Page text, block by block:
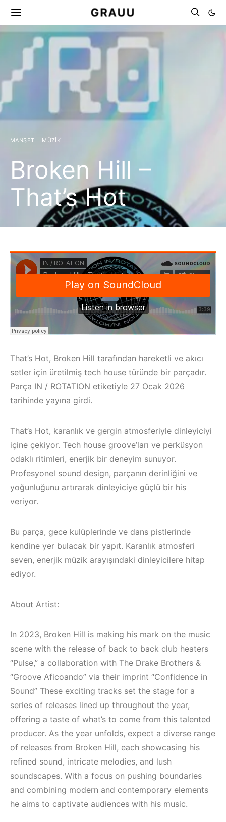
‘in Yeni
Müzik
: CAVE
Alaçatı / Akyaka /
Kuşadası /
Elektronik Müzik
Mekanları ve
Etkinlikleri 2023
(Downtempo,
House, Techno)
GRAUU
MANŞET MÜZIK
Broken Hill –
That’s Hot
That’s Hot, Broken Hill tarafından hareketli ve akıcı
setler için üretilmiş tech house türünde bir parçadır.
Parça IN / ROTATION etiketiyle 27 Ocak 2026
tarihinde yayına girdi.
That’s Hot, karanlık ve gergin atmosferiyle dinleyiciyi
içine çekiyor. Tech house groove’ları ve perküsyon
odaklı ritimleri, enerjik bir deneyim sunuyor.
Profesyonel sound design, parçanın derinliğini ve
yoğunluğunu artırarak dinleyiciye güçlü bir his
veriyor.
Bu parça, gece kulüplerinde ve dans pistlerinde
kendine yer bulacak bir yapıt. Karanlık atmosferi
seven, enerjik müzik arayışındaki dinleyicilere hitap
ediyor.
About Artist:
In 2023, Broken Hill is making his mark on the music
scene with the release of back to back club heaters
“Pulse,” a collaboration with The Drake Brothers &
“Groove Aficoando” via their imprint “Confidence in
Sound” These exciting tracks set the stage for a
series of releases lined up throughout the year,
offering a taste of what’s to come from this talented
producer. As the year unfolds, expect a diverse range
of releases from Broken Hill, each showcasing his
refined sound, intricate melodies, and lush
soundscapes. With a focus on pushing boundaries
and combining modern and contemporary elements
he aims to captivate audiences with his music.